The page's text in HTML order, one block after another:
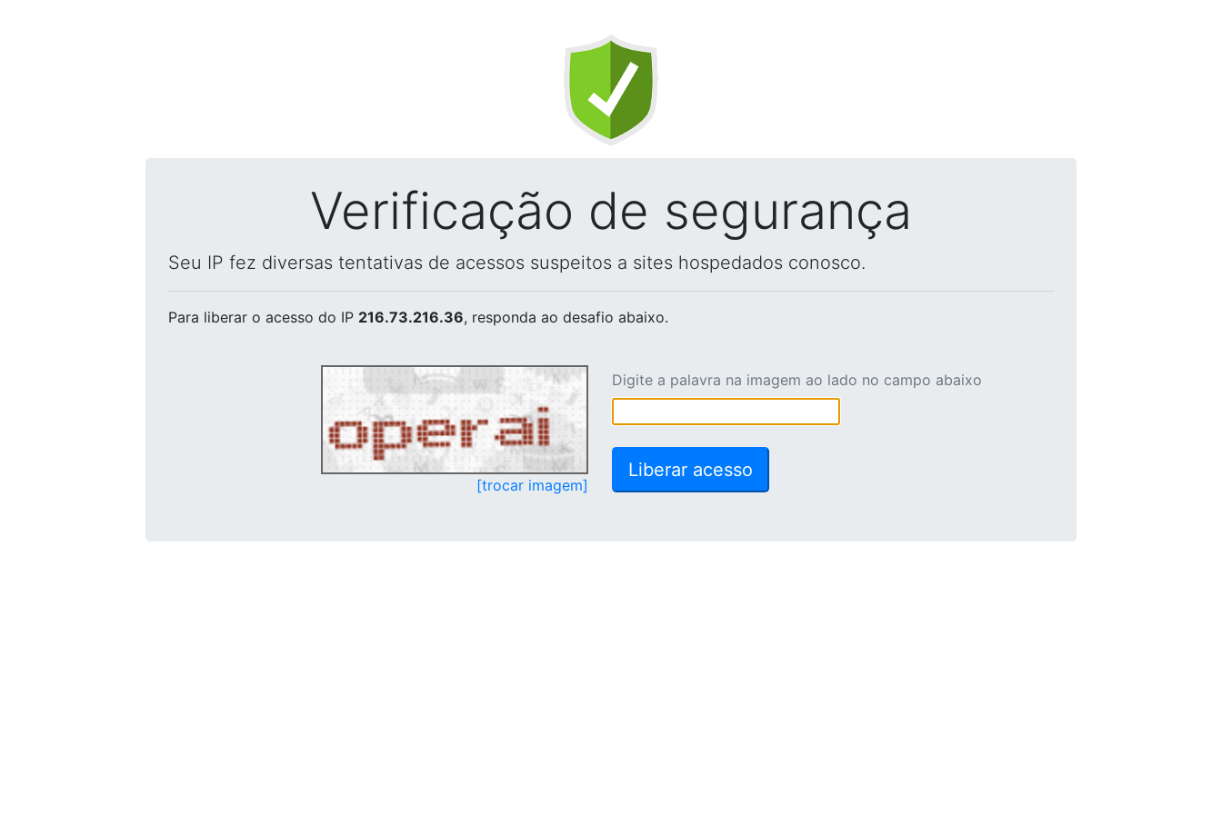
Verificação de segurança
Seu IP fez diversas tentativas de acessos suspeitos a sites hospedados conosco.
Para liberar o acesso do IP 216.73.216.36, responda ao desafio abaixo.
[trocar imagem]
Digite a palavra na imagem ao lado no campo abaixo